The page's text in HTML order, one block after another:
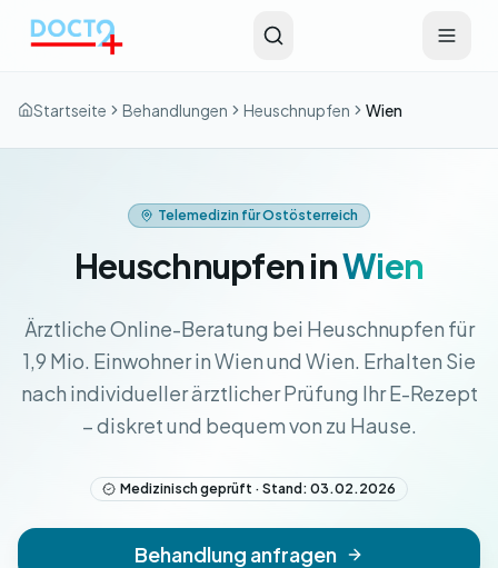
Startseite Behandlungen Heuschnupfen Wien
Telemedizin für Ostösterreich
Heuschnupfen inWien
Ärztliche Online-Beratung bei Heuschnupfen für
1,9 Mio. Einwohner in Wien und Wien. Erhalten Sie
nach individueller ärztlicher Prüfung Ihr E-Rezept
– diskret und bequem von zu Hause.
Medizinisch geprüft · Stand: 03.02.2026
Behandlung anfragen